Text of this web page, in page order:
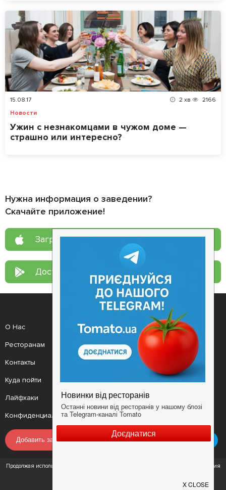
15.08.17 2 хв
2166
Новости
Ужин с незнакомцами в чужом доме —
страшно или интересно?
Нужна информация о заведении?
Скачайте приложение!
Загрузите в App Store
Доступно в Google Play
О Нас
Ресторанам
Контакты
Куда пойти
Лайфхаки
Конфиденциальность
Рецепт дня
Новости
Анонсы
Мобильное приложение
Условия
Добавить заведение
Продолжая использовать наш сайт, вы соглашаетесь с Условиями использования